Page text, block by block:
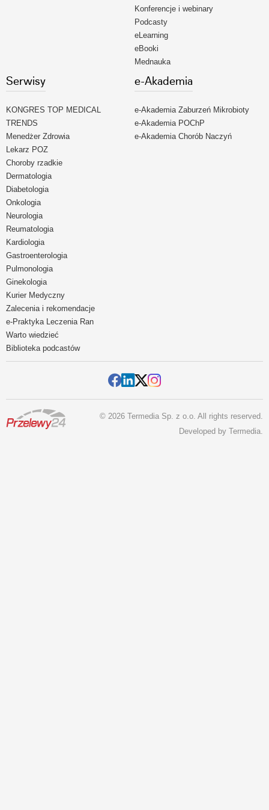
Konferencje i webinary
Podcasty
eLearning
eBooki
Mednauka
Serwisy
KONGRES TOP MEDICAL
TRENDS
Menedżer Zdrowia
Lekarz POZ
Choroby rzadkie
Dermatologia
Diabetologia
Onkologia
Neurologia
Reumatologia
Kardiologia
Gastroenterologia
Pulmonologia
Ginekologia
Kurier Medyczny
Zalecenia i rekomendacje
e-Praktyka Leczenia Ran
Warto wiedzieć
Biblioteka podcastów
e-Akademia
e-Akademia Zaburzeń Mikrobioty
e-Akademia POChP
e-Akademia Chorób Naczyń
© 2026 Termedia Sp. z o.o. All rights reserved.
Developed by Termedia.